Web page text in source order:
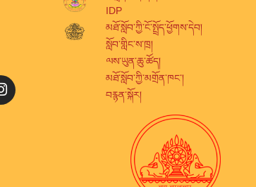
IDP
མཐོ་སློབ་ཀྱི་ངོ་སྤྲོད་ཕྱོགས་དེབ།
སློབ་གླིང་ས་ཁྲ།
ལས་ཡུན་ཆུ་ཚོད།
མཐོ་སློབ་ཀྱི་མགྲོན་ཁང་།
བརྙན་སྐོར།